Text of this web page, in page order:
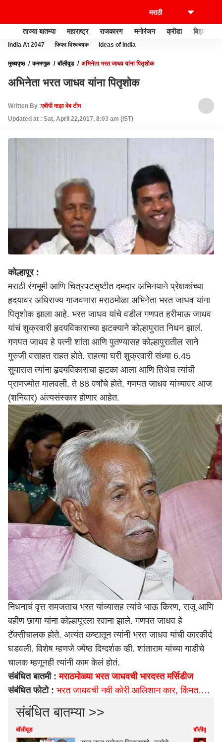
ताज्या बातम्या महाराष्ट्र राजकारण मनोरंजन क्रीडा बिझनेस
India At 2047 फिफा विश्वचषक Ideas of India
मुख्यपृष्ठ करमणूक बॉलीवूड अभिनेता भरत जाधव यांना पितृशोक
अभिनेता भरत जाधव यांना पितृशोक
Written By :एबीपी माझा वेब टीम
Updated at : Sat, April 22,2017, 8:03 am (IST)
कोल्हापूर :
मराठी रंगभूमी आणि चित्रपटसृष्टीत दमदार अभिनयाने प्रेक्षकांच्या
हृदयावर अधिराज्य गाजवणारा मराठमोळा अभिनेता भरत जाधव यांना
पितृशोक झाला आहे. भरत जाधव यांचे वडील गणपत हरीभाऊ जाधव
यांचं शुक्रवारी हृदयविकाराच्या झटक्याने कोल्हापुरात निधन झालं.
गणपत जाधव हे पत्नी शांता आणि पुतण्यासह कोल्हापुरातील साने
गुरुजी वसाहत राहत होते. राहत्या घरी शुक्रवारी संध्या 6.45
सुमारास त्यांना हृदयविकाराचा झटका आला आणि तिथेच त्यांची
प्राणज्योत मालवली. ते 88 वर्षांचे होते. गणपत जाधव यांच्यावर आज
(शनिवार) अंत्यसंस्कार होणार आहेत.
निधनाचं वृत्त समजताच भरत यांच्यासह त्यांचे भाऊ किरण, राजू आणि
बहीण छाया यांना कोल्हापूरला रवाना झाले. गणपत जाधव हे
टॅक्सीचालक होते. अत्यंत कष्टातून त्यांनी भरत जाधव यांची कारकीर्द
घडवली. विशेष म्हणजे ज्येष्ठ दिग्दर्शक व्ही. शांताराम यांच्या गाडीचे
चालक म्हणूनही त्यांनी काम केलं होतं.
संबंधित बातमी :मराठमोळ्या भरत जाधवची भारदस्त मर्सिडीज
संबंधित फोटो : भरत जाधवची नवी कोरी आलिशान कार, किंमत….
संबंधित बातम्या >>
बॉलीवूड बॉलीवूड